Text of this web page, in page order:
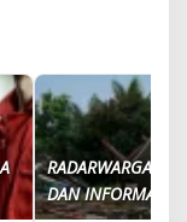
RADARWARGA.ID
DAN INFORMASI